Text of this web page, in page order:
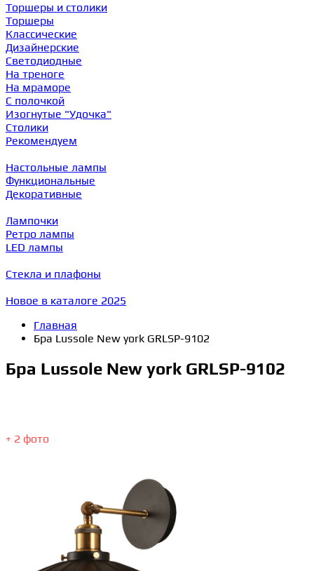
Торшеры и столики
Торшеры
Классические
Дизайнерские
Светодиодные
На треноге
На мраморе
С полочкой
Изогнутые "Удочка"
Столики
Рекомендуем
Настольные лампы
Функциональные
Декоративные
Лампочки
Ретро лампы
LED лампы
Стекла и плафоны
Новое в каталоге 2025
Главная
Бра Lussole New york GRLSP-9102
Бра Lussole New york GRLSP-9102
+ 2 фото